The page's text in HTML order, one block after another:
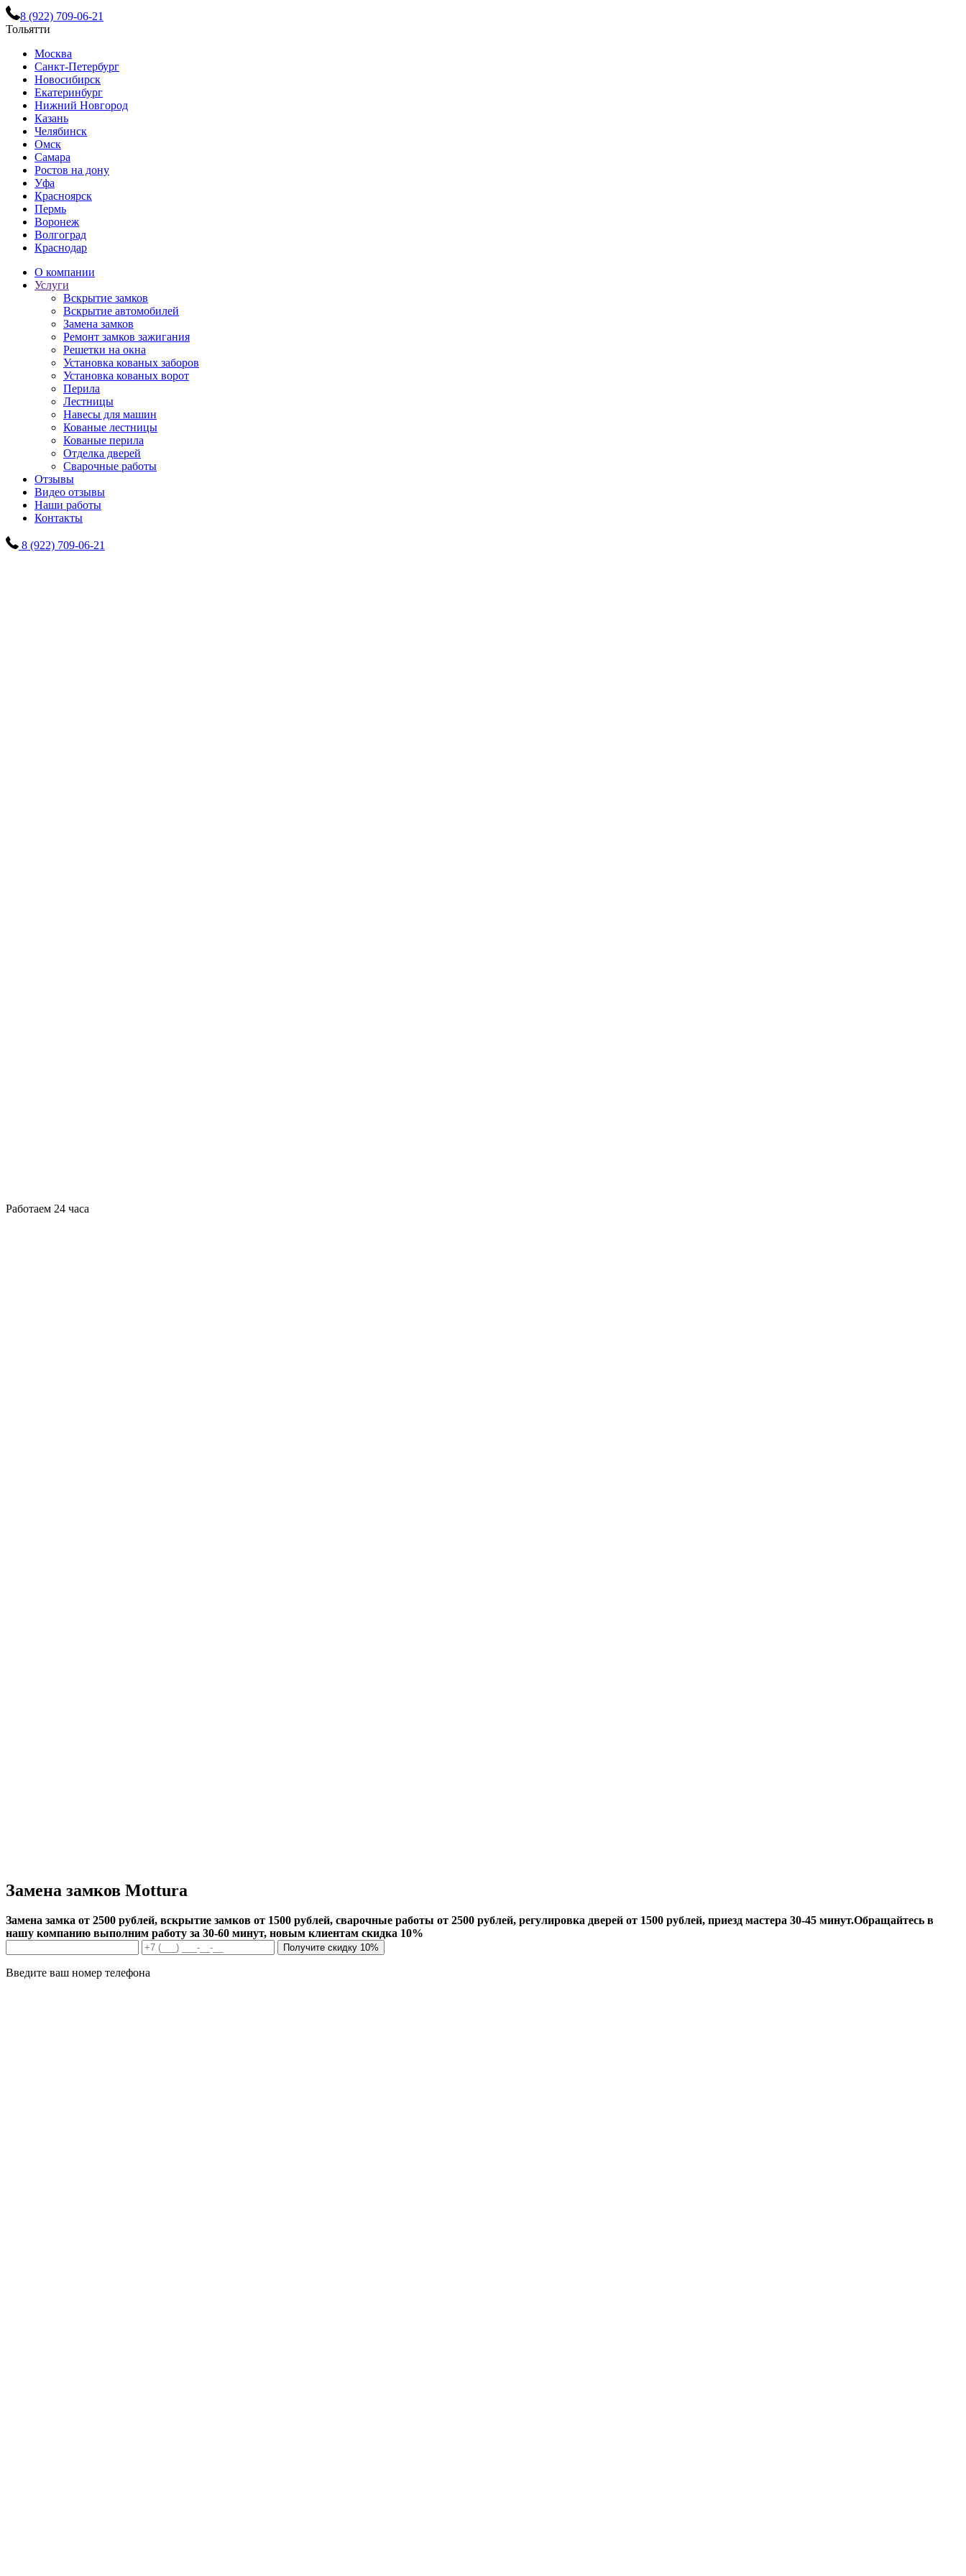
8 (922) 709-06-21
Тольятти
Москва
Санкт-Петербург
Новосибирск
Екатеринбург
Нижний Новгород
Казань
Челябинск
Омск
Самара
Ростов на дону
Уфа
Красноярск
Пермь
Воронеж
Волгоград
Краснодар
О компании
Услуги
Вскрытие замков
Вскрытие автомобилей
Замена замков
Ремонт замков зажигания
Решетки на окна
Установка кованых заборов
Установка кованых ворот
Перила
Лестницы
Навесы для машин
Кованые лестницы
Кованые перила
Отделка дверей
Сварочные работы
Отзывы
Видео отзывы
Наши работы
Контакты
8 (922) 709-06-21
Работаем 24 часа
Замена замков Mottura
Замена замка от 2500 рублей, вскрытие замков от 1500 рублей, сварочные работы от 2500 рублей, регулировка дверей от 1500 рублей, приезд мастера 30-45 минут.Обращайтесь в
нашу компанию выполним работу за 30-60 минут, новым клиентам скидка 10%
Получите скидку 10%
Введите ваш номер телефона